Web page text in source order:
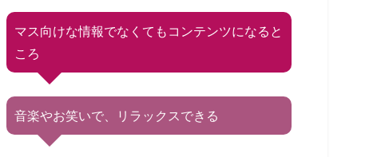
マス向けな情報でなくてもコンテンツになると
ころ
音楽やお笑いで、リラックスできる